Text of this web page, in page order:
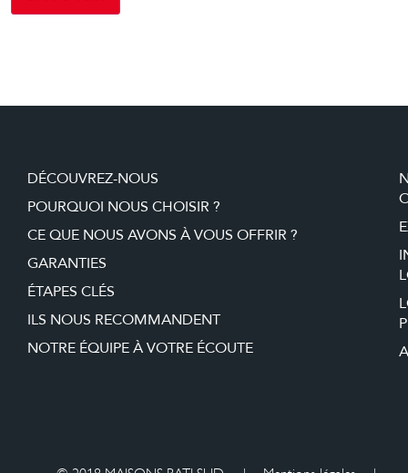
DÉCOUVREZ-NOUS
POURQUOI NOUS CHOISIR ?
CE QUE NOUS AVONS À VOUS OFFRIR ?
GARANTIES
ÉTAPES CLÉS
ILS NOUS RECOMMANDENT
NOTRE ÉQUIPE À VOTRE ÉCOUTE